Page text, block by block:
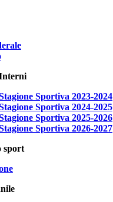
Sportiva 2023-2024
Sportiva 2024-2025
Sportiva 2025-2026
Sportiva 2026-2027
sport